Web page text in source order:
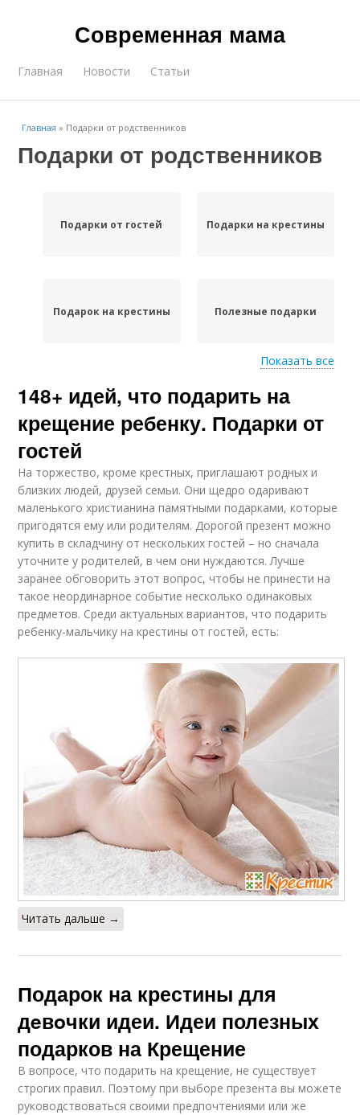
Современная мама
Главная Новости Статьи
Главная » Подарки от родственников
Подарки от родственников
Подарки от гостей Подарки на крестины
Подарок на крестины Полезные подарки
Подарки на крещение Подарок на крещение
Показать все
148+ идей, что подарить на
крещение ребенку. Подарки от
гостей
На торжество, кроме крестных, приглашают родных и
близких людей, друзей семьи. Они щедро одаривают
маленького христианина памятными подарками, которые
пригодятся ему или родителям. Дорогой презент можно
купить в складчину от нескольких гостей – но сначала
уточните у родителей, в чем они нуждаются. Лучше
заранее обговорить этот вопрос, чтобы не принести на
такое неординарное событие несколько одинаковых
предметов. Среди актуальных вариантов, что подарить
ребенку-мальчику на крестины от гостей, есть:
Читать дальше →
Подарок на крестины для
дeвoчки идеи. Идеи полезных
подарков на Крещение
В вопросе, что подарить на крещение, не существует
строгих правил. Поэтому при выборе презента вы можете
руководствоваться своими предпочтениями или же